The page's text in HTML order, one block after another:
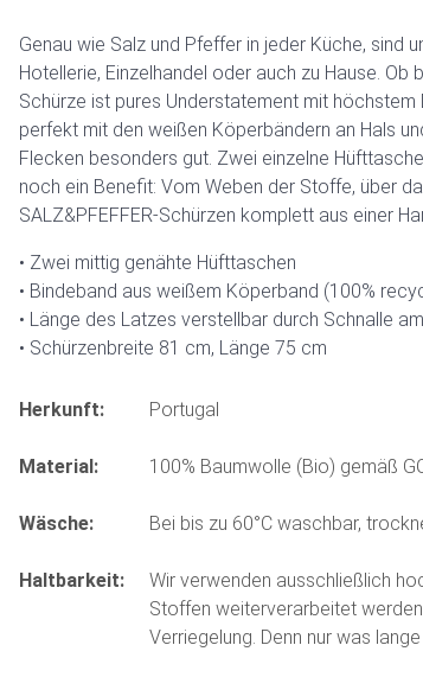
Genau wie Salz und Pfeffer in jeder Küche, sind
Hotellerie, Einzelhandel oder auch zu Hause.
Schürze ist pures Understatement mit
perfekt mit den weißen Köperbändern an Hals
Flecken besonders gut. Zwei einzelne
noch ein Benefit: Vom Weben der Stoffe, über
SALZ&PFEFFER-Schürzen komplett aus einer
Zwei mittig genähte Hüfttaschen
Bindeband aus weißem Köperband (100%
Länge des Latzes verstellbar durch Schnalle
Schürzenbreite 81 cm, Länge 75 cm
Herkunft: Portugal
Material: 100% Baumwolle (Bio) gemäß
Wäsche: Bei bis zu 60°C waschbar,
Haltbarkeit:
Wir verwenden ausschließlich
Stoffen weiterverarbeitet
Verriegelung. Denn nur was